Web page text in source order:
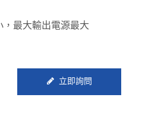
最大輸出電源最大
立即詢問